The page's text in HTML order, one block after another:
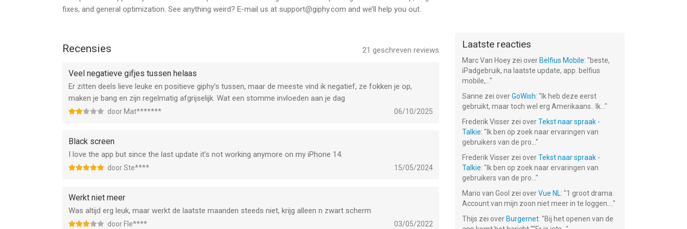
Have any Questions? Comments? Issues? Visit Giphy.com for more info or get in touch with us at
support@giphy.com!
hoger, geschikt bevonden voor gebruikers met leeftijden vanaf
Informatie voor GIPHY: The GIF Search Engineis het laatst vergeleken op 7 Aug om 03:41.
fixes, and general optimization. See anything weird? E-mail us at support@giphy.com and we’ll help you out.
21 geschreven reviews
Recensies
Veel negatieve gifjes tussen helaas
Er zitten deels lieve leuke en positieve giphy’s tussen, maar de meeste vind ik negatief, ze fokken je op,
maken je bang en zijn regelmatig afgrijselijk. Wat een stomme invloeden aan je dag
door Mat******* 06/10/2025
Black screen
I love the app but since the last update it’s not working anymore on my iPhone 14.
door Ste**** 15/05/2024
Werkt niet meer
Was altijd erg leuk, maar werkt de laatste maanden steeds niet, krijg alleen n zwart scherm
door Fle**** 03/05/2022
Laatste reacties
Marc Van Hoey zei over Belfius Mobile: "beste,
iPadgebruik, na laatste update, app. belfius
mobile,... "
Sanne zei overGoWish: " Ik heb deze eerst
gebruikt, maar toch wel erg Amerikaans.. Ik... "
Frederik Visser zei overTekst naar spraak -
Talkie: " Ik ben op zoek naar ervaringen van
gebruikers van de pro... "
Frederik Visser zei overTekst naar spraak -
Talkie: " Ik ben op zoek naar ervaringen van
gebruikers van de pro... "
Mario van Gool zei overVue NL: "1 groot drama.
Account van mijn zoon niet meer in te loggen.... "
Thijs zei over Burgernet: "Bij het openen van de